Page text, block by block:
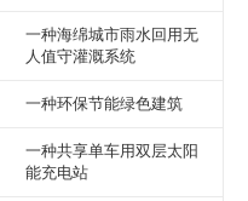
一种海绵城市雨水回用无
人值守灌溉系统
一种环保节能绿色建筑
一种共享单车用双层太阳
能充电站